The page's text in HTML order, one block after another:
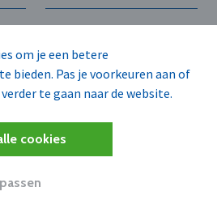
om je een betere
bieden. Pas je voorkeuren aan of
te gaan naar de website.
cookies